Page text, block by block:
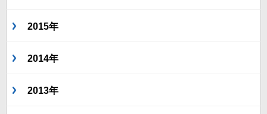
2015年
2014年
2013年